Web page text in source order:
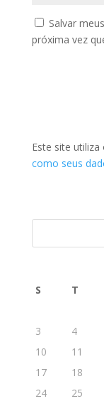
Salvar
próxima vez
Este site
como seus
S T
3
4
10
11
17
18
24
25